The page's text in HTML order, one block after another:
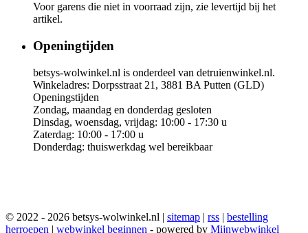
Voor garens die niet in voorraad zijn, zie levertijd bij het
artikel.
Openingtijden
betsys-wolwinkel.nl is onderdeel van detruienwinkel.nl.
Winkeladres: Dorpsstraat 21, 3881 BA Putten (GLD)
Openingstijden
Zondag, maandag en donderdag gesloten
Dinsdag, woensdag, vrijdag: 10:00 - 17:30 u
Zaterdag: 10:00 - 17:00 u
Donderdag: thuiswerkdag wel bereikbaar
© 2022 - 2026 betsys-wolwinkel.nl | sitemap | rss | bestelling
herroepen | webwinkel beginnen - powered by Mijnwebwinkel